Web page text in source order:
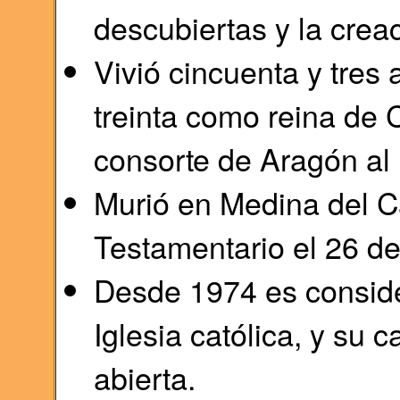
descubiertas y la
Vivió cincuenta y tres
treinta como reina de
consorte de Aragón
Murió en Medina del
Testamentario el 26
Desde 1974 es
Iglesia católica, y su
abierta.